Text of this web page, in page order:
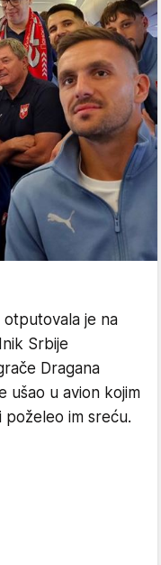
otputovala je na
Srbije
Dragana
ušao u avion kojim
i poželeo im sreću.